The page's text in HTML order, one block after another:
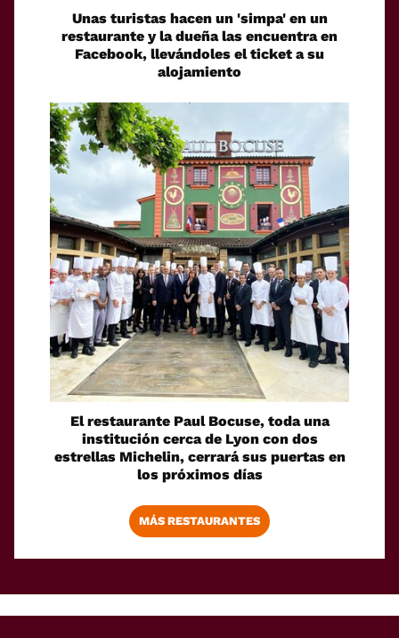
Unas turistas hacen un 'simpa' en un
restaurante y la dueña las encuentra en
Facebook, llevándoles el ticket a su
alojamiento
El restaurante Paul Bocuse, toda una
institución cerca de Lyon con dos
estrellas Michelin, cerrará sus puertas en
los próximos días
MÁS RESTAURANTES